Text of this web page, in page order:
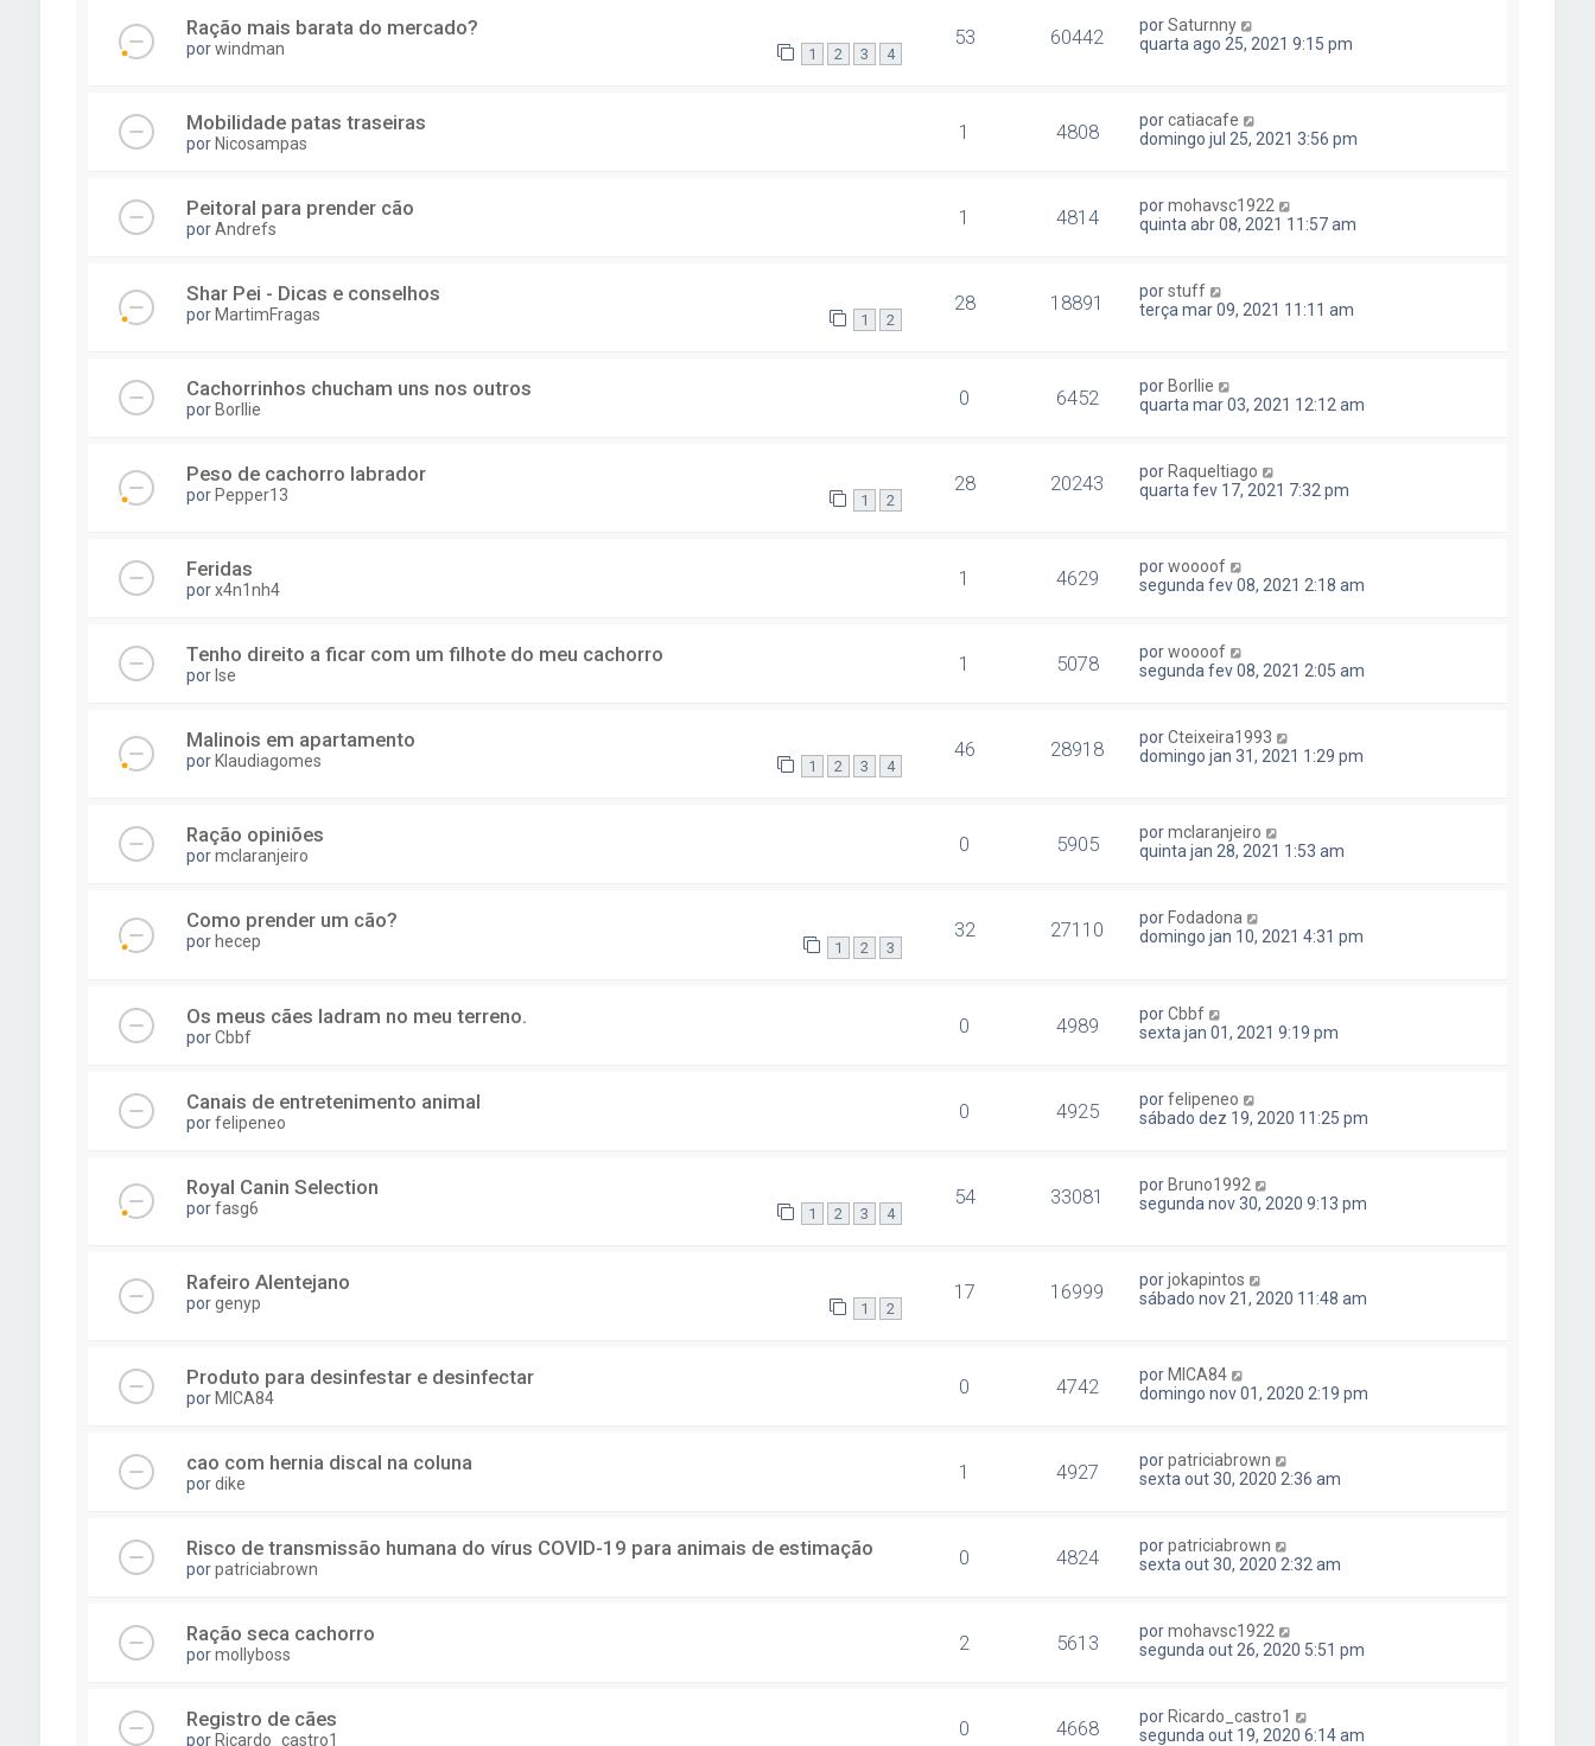
Ração mais barata do mercado?
porwindman 1 2 3 4
53 60442 porSaturnny
quarta ago 25, 2021 9:15 pm
Mobilidade patas traseiras
por Nicosampas 1 4808 porcatiacafe
domingo jul 25, 2021 3:56 pm
Peitoral para prender cão
porAndrefs 1 4814 pormohavsc1922
quinta abr 08, 2021 11:57 am
Shar Pei - Dicas e conselhos
por MartimFragas 1 2
28 18891 porstuff
terça mar 09, 2021 11:11 am
Cachorrinhos chucham uns nos outros
por Borllie 0 6452 por Borllie
quarta mar 03, 2021 12:12 am
Peso de cachorro labrador
por Pepper13 1 2
28 20243 por Raqueltiago
quarta fev 17, 2021 7:32 pm
Feridas
porx4n1nh4 1 4629 porwoooof
segunda fev 08, 2021 2:18 am
Tenho direito a ficar com um filhote do meu cachorro
por Ise 1 5078 porwoooof
segunda fev 08, 2021 2:05 am
Malinois em apartamento
por Klaudiagomes 1 2 3 4
46 28918 porCteixeira1993
domingo jan 31, 2021 1:29 pm
Ração opiniões
pormclaranjeiro 0 5905 pormclaranjeiro
quinta jan 28, 2021 1:53 am
Como prender um cão?
por hecep 1 2 3
32 27110 por Fodadona
domingo jan 10, 2021 4:31 pm
Os meus cães ladram no meu terreno.
porCbbf 0 4989 porCbbf
sexta jan 01, 2021 9:19 pm
Canais de entretenimento animal
porfelipeneo 0 4925 porfelipeneo
sábado dez 19, 2020 11:25 pm
Royal Canin Selection
porfasg6 1 2 3 4
54 33081 porBruno1992
segunda nov 30, 2020 9:13 pm
Rafeiro Alentejano
porgenyp 1 2
17 16999 porjokapintos
sábado nov 21, 2020 11:48 am
Produto para desinfestar e desinfectar
por MICA84 0 4742 por MICA84
domingo nov 01, 2020 2:19 pm
cao com hernia discal na coluna
pordike 1 4927 porpatriciabrown
sexta out 30, 2020 2:36 am
Risco de transmissão humana do vírus COVID-19 para animais de estimação
porpatriciabrown 0 4824 porpatriciabrown
sexta out 30, 2020 2:32 am
Ração seca cachorro
pormollyboss 2 5613 pormohavsc1922
segunda out 26, 2020 5:51 pm
Registro de cães
por Ricardo_castro1 0 4668 por Ricardo_castro1
segunda out 19, 2020 6:14 am